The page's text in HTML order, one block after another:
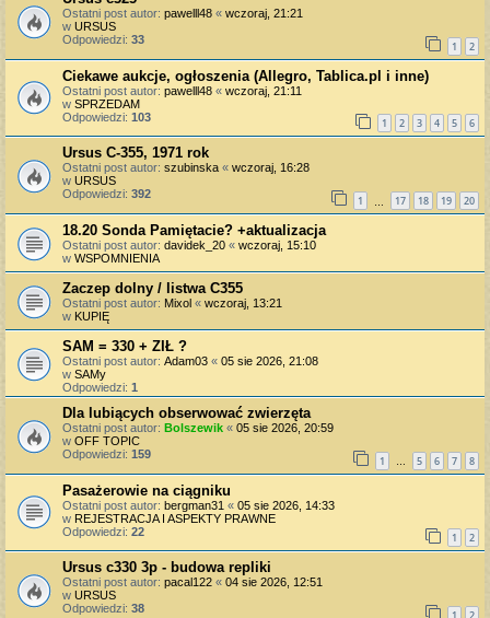
Ostatni post autor: pawelll48 « wczoraj, 21:21
w URSUS
Odpowiedzi: 33 1 2
Ciekawe aukcje, ogłoszenia (Allegro, Tablica.pl i inne)
Ostatni post autor: pawelll48 « wczoraj, 21:11
w SPRZEDAM
Odpowiedzi: 103 1 2 3 4 5 6
Ursus C-355, 1971 rok
Ostatni post autor: szubinska « wczoraj, 16:28
w URSUS
Odpowiedzi: 392 1 17 18 19 20
18.20 Sonda Pamiętacie? +aktualizacja
Ostatni post autor: davidek_20 « wczoraj, 15:10
w WSPOMNIENIA
Zaczep dolny / listwa C355
Ostatni post autor: Mixol « wczoraj, 13:21
w KUPIĘ
SAM = 330 + ZIŁ ?
Ostatni post autor: Adam03 « 05 sie 2026, 21:08
w SAMy
Odpowiedzi: 1
Dla lubiących obserwować zwierzęta
Ostatni post autor: Bolszewik « 05 sie 2026, 20:59
w OFF TOPIC
Odpowiedzi: 159 1 … 5 6 7 8
Pasażerowie na ciągniku
Ostatni post autor: bergman31 « 05 sie 2026, 14:33
w REJESTRACJA I ASPEKTY PRAWNE
Odpowiedzi: 22 1 2
Ursus c330 3p - budowa repliki
Ostatni post autor: pacal122 « 04 sie 2026, 12:51
w URSUS
Odpowiedzi: 38